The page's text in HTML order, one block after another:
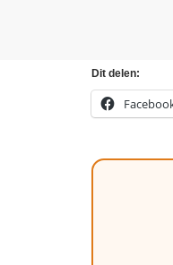
Dit delen: